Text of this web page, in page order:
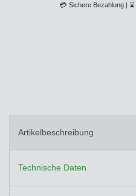
💳 Sichere Bezahlung | ⌛
Artikelbeschreibung
Technische Daten